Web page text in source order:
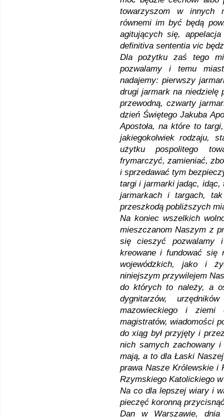
towarzyszom w innych
równemi im być będą
agitujących się,
definitiva sententia vic
Dla pożytku zaś tego
pozwalamy i temu
nadajemy: pierwszy
drugi jarmark na niedzielę
przewodną, czwarty
dzień Świętego Jakuba
Apostoła, na które to
jakiegokolwiek rodzaju,
użytku pospolitego
frymarczyć, zamieniać,
i sprzedawać tym
targi i jarmarki jadąc, idąc,
jarmarkach i targach,
przeszkodą pobliższych
Na koniec wszelkich
mieszczanom Naszym z
się cieszyć pozwalamy
kreowane i fundować się
wojewódzkich, jako i
niniejszym przywilejem
do których to należy, a
dygnitarzów,
mazowieckiego i ziemi
magistratów, wiadomości
do xiąg był przyjęty i
nich samych zachowany
mają, a to dla Łaski
prawa Nasze Królewskie i
Rzymskiego Katolickiego
Na co dla lepszej wiary i
pieczęć koronną
Dan w Warszawie, dnia